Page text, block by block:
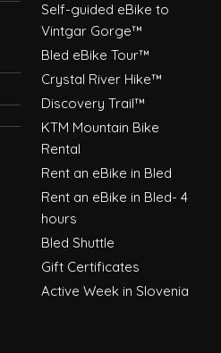
Self-guided eBike to
Vintgar Gorge™
Bled eBike Tour™
Crystal River Hike™
Discovery Trail™
KTM Mountain Bike
Rental
Rent an eBike in Bled
Rent an eBike in Bled- 4
hours
Bled Shuttle
Gift Certificates
Active Week in Slovenia